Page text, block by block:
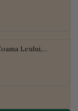
Leului,
ECO, 300g